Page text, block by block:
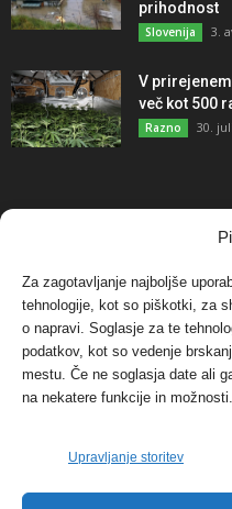
Za zagotavljanje najboljše
tehnologije, kot so piškotki, za
o napravi. Soglasje za te
podatkov, kot so vedenje
mestu. Če ne soglasja date ali
na nekatere funkcije in možnosti.
Upravljanje storitev
prihodnost
Slovenija 3.
V
več kot 500
Razno 30.
NAJBOLJ
Protest proti
svetu pa
Dogodki 12.
Tožilstvo v
Verbund
FOTO: